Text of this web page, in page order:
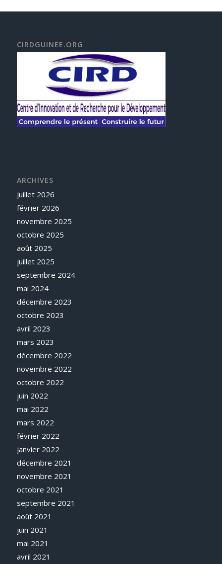
CIRDGUINEE.ORG
ARCHIVES
juillet 2026
février 2026
novembre 2025
octobre 2025
août 2025
juillet 2025
septembre 2024
mai 2024
décembre 2023
octobre 2023
avril 2023
mars 2023
décembre 2022
novembre 2022
octobre 2022
juin 2022
mai 2022
mars 2022
février 2022
janvier 2022
décembre 2021
novembre 2021
octobre 2021
septembre 2021
août 2021
juin 2021
mai 2021
avril 2021